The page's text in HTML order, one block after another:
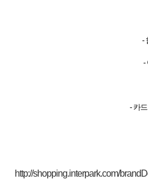
-
-
- 카
http://shopping.interpark.com/